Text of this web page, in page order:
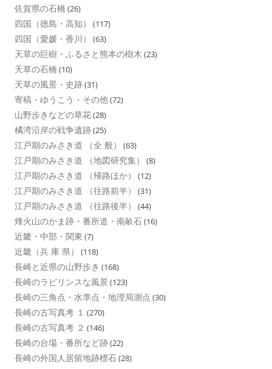
佐賀県の石橋 (26)
四国（徳島・高知） (117)
四国（愛媛・香川） (63)
天草の巨樹・ふるさと熊本の樹木 (23)
天草の石橋 (10)
天草の風景・史跡(31)
寄稿・ゆうこう・その他(72)
山野歩きなどの草花(28)
橘湾沿岸の戦争遺跡(25)
江戸期のみさき道 （全 般） (63)
江戸期のみさき道 （地図研究集） (8)
江戸期のみさき道 （帰路ほか） (12)
江戸期のみさき道 （往路前半） (31)
江戸期のみさき道 （往路後半） (44)
烽火山のかま跡・番所道・南畝石(16)
近畿・中部・関東 (7)
近畿（兵 庫 県） (118)
長崎と近県の山野歩き (168)
長崎のラビリンスな風景 (123)
長崎の三角点・水準点・地理局測点 (30)
長崎の古写真考 １ (270)
長崎の古写真考 ２ (146)
長崎の台場・番所など跡(22)
長崎の外国人居留地跡標石(28)